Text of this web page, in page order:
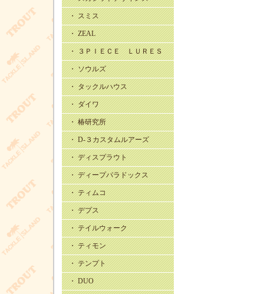
・ スミス
・ ZEAL
・ ３ＰＩＥＣＥ ＬＵＲＥＳ
・ ソウルズ
・ タックルハウス
・ ダイワ
・ 椿研究所
・ D-３カスタムルアーズ
・ ディスプラウト
・ ディープパラドックス
・ ティムコ
・ デプス
・ テイルウォーク
・ ティモン
・ テンプト
・ DUO